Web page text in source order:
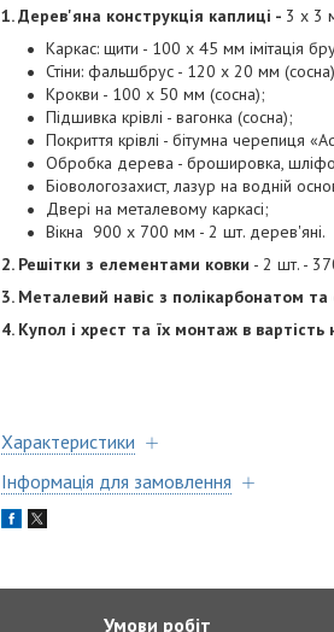
1. Дерев'яна конструкція каплиці - 3 х 3
Каркас: щити - 100 х 45 мм імітація
Стіни: фальшбрус - 120 х 20 мм
Крокви - 100 х 50 мм (сосна);
Підшивка крівлі - вагонка (сосна);
Покриття крівлі - бітумна черепиця
Обробка дерева - брошировка,
Біовологозахист, лазур на водній
Двері на металевому каркасі;
Вікна 900 х 700 мм - 2 шт. дерев'яні.
2. Решітки з елементами ковки - 2 шт. -
3. Металевий навіс з полікарбонатом
4. Купол і хрест та їх монтаж в вартість
Характеристики
Інформація для замовлення
Умови робіт